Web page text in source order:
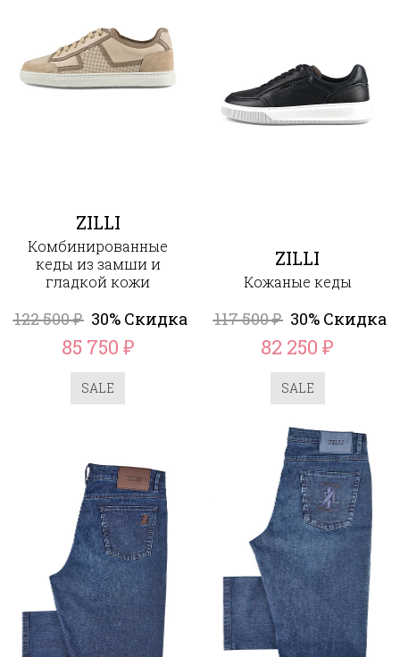
ZILLI
Комбинированные
кеды из замши и
гладкой кожи
122 500₽ 30% Скидка
85 750 ₽
SALE
ZILLI
Кожаные кеды
117 500₽ 30% Скидка
82 250₽
SALE